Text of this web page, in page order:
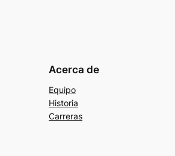
Acerca de
Equipo
Historia
Carreras